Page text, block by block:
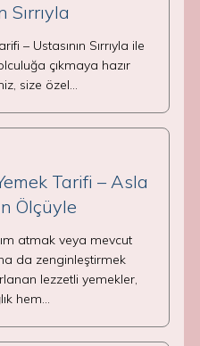
Sırrıyla
– Ustasının Sırrıyla ile
çıkmaya hazır
size özel…
Tarifi – Asla
Ölçüyle
atmak veya mevcut
da zenginleştirmek
lezzetli yemekler,
hem…